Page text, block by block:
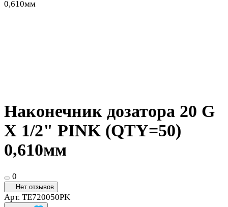
0,610мм
Наконечник дозатора 20 G
X 1/2" PINK (QTY=50)
0,610мм
0
Нет отзывов
Арт. TE720050PK